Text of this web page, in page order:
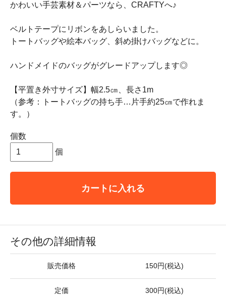
かわいい手芸素材＆パーツなら、CRAFTYへ♪
ベルトテープにリボンをあしらいました。
トートバッグや絵本バッグ、斜め掛けバッグなどに。
ハンドメイドのバッグがグレードアップします◎
【平置き外寸サイズ】幅2.5㎝、長さ1m
（参考：トートバッグの持ち手…片手約25㎝で作れま
す。）
個数
個
カートに入れる
その他の詳細情報
販売価格 150円(税込)
定価 300円(税込)